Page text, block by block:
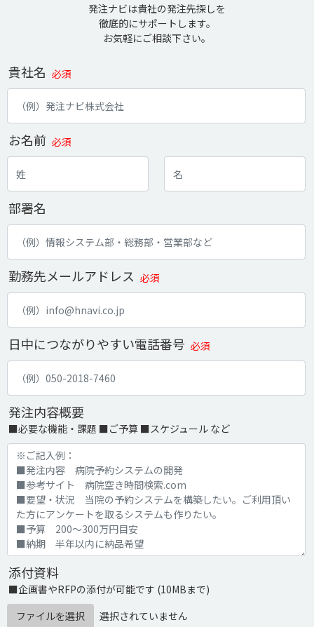
発注ナビは貴社の発注先探しを
徹底的にサポートします。
お気軽にご相談下さい。
貴社名 必須
お名前 必須
部署名
勤務先メールアドレス 必須
日中につながりやすい電話番号 必須
発注内容概要
■必要な機能・課題 ■ご予算 ■スケジュール など
添付資料
■企画書やRFPの添付が可能です (10MBまで)
ファイルを選択
選択されていません